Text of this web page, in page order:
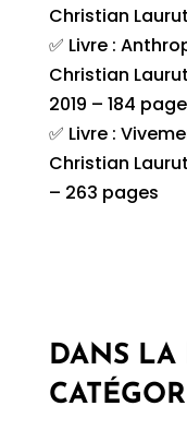
Christian
✅ Livre :
Christian
2019 – 184
✅ Livre :
Christian
– 263 pages
DANS LA